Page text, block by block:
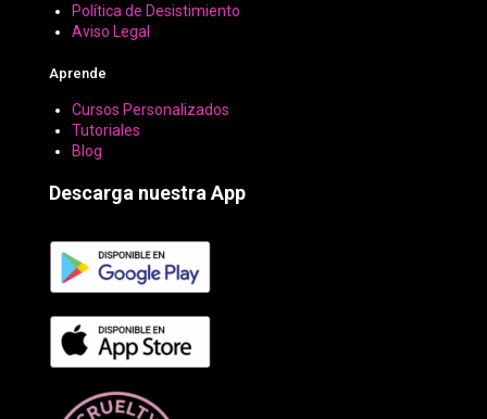
Política de Desistimiento
Aviso Legal
Aprende
Cursos Personalizados
Tutoriales
Blog
Descarga nuestra App